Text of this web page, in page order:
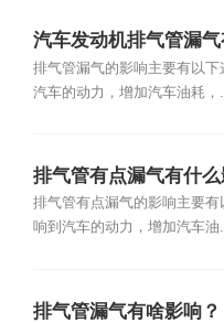
汽车发动机排气管漏气
排气管漏气的影响主要有以下
汽车的动力，增加汽车油耗，...
排气管有点漏气有什么
排气管有点漏气的影响主要有
响到汽车的动力，增加汽车油
排气管漏气有啥影响？